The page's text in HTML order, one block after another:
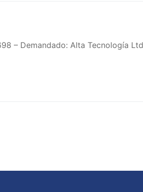
– Demandado: Alta Tecnología